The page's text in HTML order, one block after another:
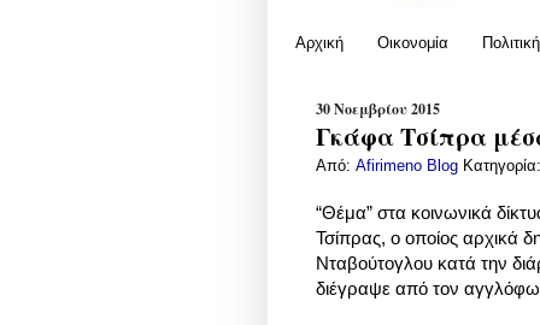
Αρχική Οικονομία Πολιτική
30 Νοεμβρίου 2015
Γκάφα Τσίπρα
Από: Afirimeno Blog
“Θέμα” στα κοινωνικά
Τσίπρας, ο οποίος αρχικά
Νταβούτογλου κατά την
διέγραψε από τον